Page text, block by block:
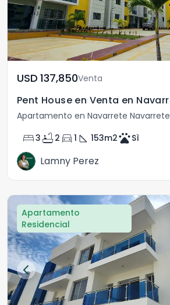
USD	137,850Venta
Apartamento en Navarrete Navarrete
bed3 bathtub 2 directions_car 1 square_foot 153m2petsSì
Lamny Perez
Apartamento
Residencial